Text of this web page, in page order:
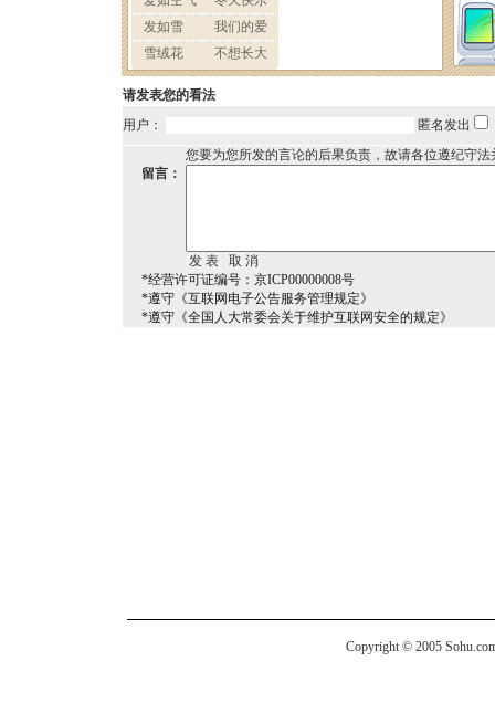
请发表您的看法
用户：
匿名发出
您要为您所发的言论的后果负责，故请各位遵纪守
留言：
*经营许可证编号：京ICP00000008号
*遵守《互联网电子公告服务管理规定》
*遵守《全国人大常委会关于维护互联网安全的规定》
Copyright © 2005